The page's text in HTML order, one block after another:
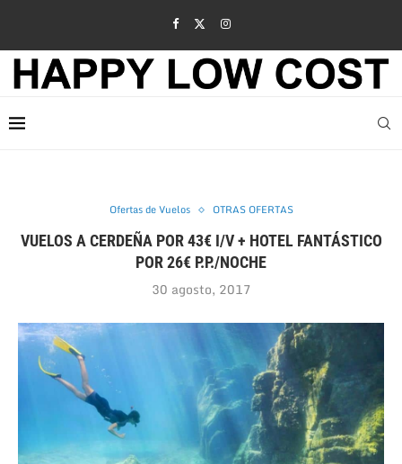
Ofertas de Vuelos OTRAS OFERTAS
VUELOS A CERDEÑA POR 43€ I/V + HOTEL FANTÁSTICO
POR 26€ P.P./NOCHE
30 agosto, 2017